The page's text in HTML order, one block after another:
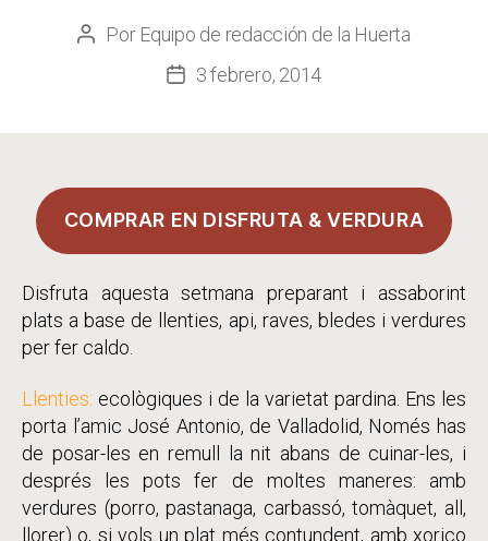
Autor
Por Equipo de redacción de la Huerta
Fecha
3 febrero, 2014
COMPRAR EN DISFRUTA & VERDURA
Disfruta aquesta setmana preparant i assaborint
plats a base de llenties, api, raves, bledes i verdures
per fer caldo.
Llenties: ecològiques i de la varietat pardina. Ens les
porta l’amic José Antonio, de Valladolid, Només has
de posar-les en remull la nit abans de cuinar-les, i
després les pots fer de moltes maneres: amb
verdures (porro, pastanaga, carbassó, tomàquet, all,
llorer) o, si vols un plat més contundent, amb xoriço